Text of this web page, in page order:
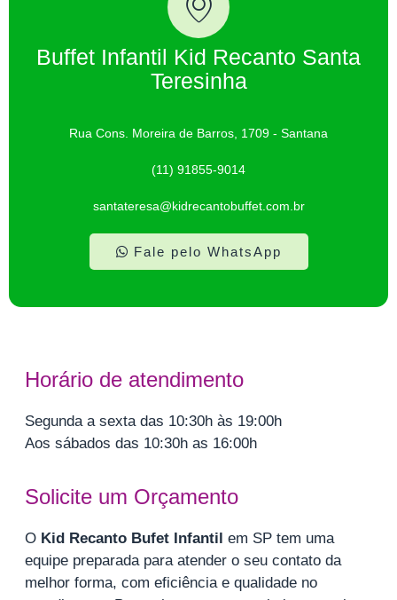
Buffet Infantil Kid Recanto Santa
Teresinha
Rua Cons. Moreira de Barros, 1709 - Santana
(11) 91855-9014
santateresa@kidrecantobuffet.com.br
Fale pelo WhatsApp
Horário de atendimento
Segunda a sexta das 10:30h às 19:00h
Aos sábados das 10:30h as 16:00h
Solicite um Orçamento
O Kid Recanto Bufet Infantil em SP tem uma
equipe preparada para atender o seu contato da
melhor forma, com eficiência e qualidade no